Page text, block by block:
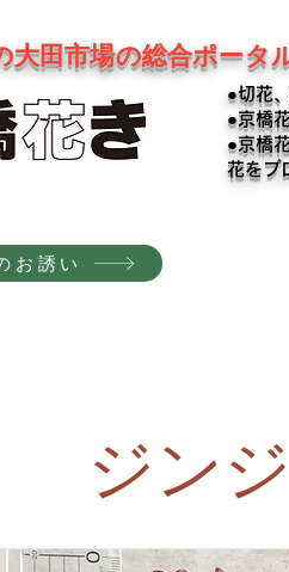
大田市場の総合ポー
●切花
●京橋
●京橋
花をプ
お誘い
ジン